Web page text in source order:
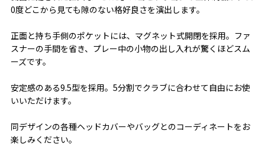
0度どこから見ても隙のない格好良さを演出します。
正面と持ち手側のポケットには、マグネット式開閉を採用。ファ
スナーの手間を省き、プレー中の小物の出し入れが驚くほどスム
ーズです。
安定感のある9.5型を採用。5分割でクラブに合わせて自由にお使
いいただけます。
同デザインの各種ヘッドカバーやバッグとのコーディネートをお
楽しみください。